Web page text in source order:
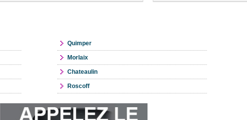
Quimper
Morlaix
Chateaulin
Roscoff